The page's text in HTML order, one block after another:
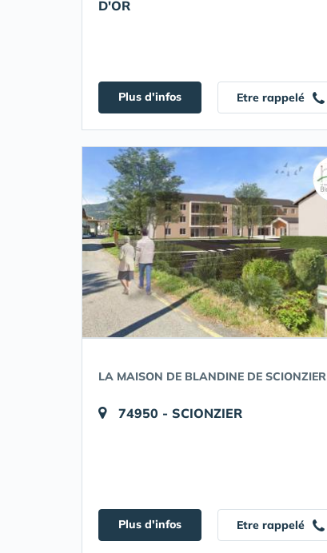
D'OR
Plus d'infos Etre rappelé
LA MAISON DE BLANDINE DE SCIONZIER
74950 - SCIONZIER
Plus d'infos Etre rappelé